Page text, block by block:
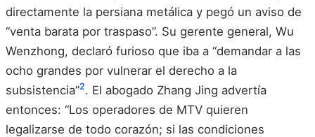
directamente la persiana metálica y pegó un aviso de
“venta barata por traspaso”. Su gerente general, Wu
Wenzhong, declaró furioso que iba a “demandar a las
ocho grandes por vulnerar el derecho a la
subsistencia”2. El abogado Zhang Jing advertía
entonces: “Los operadores de MTV quieren
legalizarse de todo corazón; si las condiciones